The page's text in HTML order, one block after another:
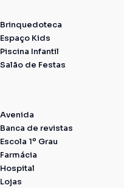
Brinquedoteca
Espaço Kids
Piscina Infantil
Salão de Festas
Avenida
Banca de revistas
Escola 1º Grau
Farmácia
Hospital
Lojas